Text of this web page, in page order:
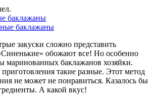
баклажаны
закуски сложно представить
обожают все! Но особенно
маринованных баклажанов хозяйки.
такие разные. Этот метод
не может не понравиться. Казалось бы
А какой вкус!